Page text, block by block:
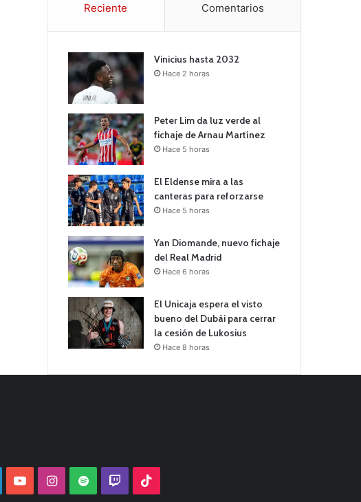
Reciente Comentarios
Vinicius hasta 2032
Hace 2 horas
Peter Lim da luz verde al
fichaje de Arnau Martínez
Hace 5 horas
El Eldense mira a las
canteras para reforzarse
Hace 5 horas
Yan Diomande, nuevo fichaje
del Real Madrid
Hace 6 horas
El Unicaja espera el visto
bueno del Dubái para cerrar
la cesión de Lukosius
Hace 8 horas
YouTubeInstagram
Spotify Twitch